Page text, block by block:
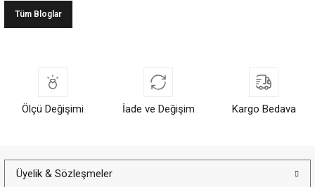
Tüm Bloglar
Ölçü Değişimi İade ve Değişim Kargo Bedava
Üyelik & Sözleşmeler